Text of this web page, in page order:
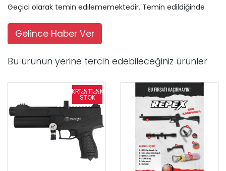
Geçici olarak temin edilememektedir. Temin edildiğinde
Gelince Haber Ver
Bu ürünün yerine tercih edebileceğiniz ürünler